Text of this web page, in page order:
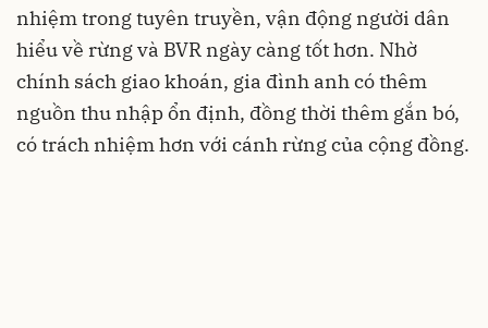
nhiệm trong tuyên truyền, vận động người dân
hiểu về rừng và BVR ngày càng tốt hơn. Nhờ
chính sách giao khoán, gia đình anh có thêm
nguồn thu nhập ổn định, đồng thời thêm gắn bó,
có trách nhiệm hơn với cánh rừng của cộng đồng.